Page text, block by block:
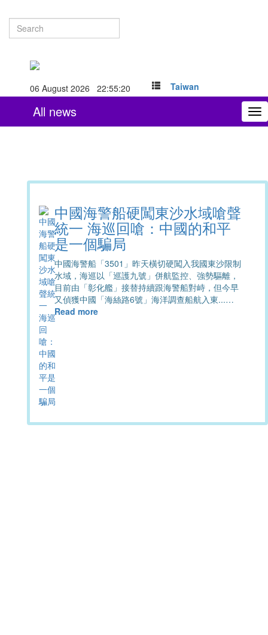
06 August 2026 22:55:21 Taiwan
All news
中國海警船硬闖東沙水域嗆聲
統一 海巡回嗆：中國的和平
是一個騙局
中國海警船「3501」昨天橫切硬闖入我國東沙限制
水域，海巡以「巡護九號」併航監控、強勢驅離，
目前由「彰化艦」接替持續跟海警船對峙，但今早
又偵獲中國「海絲路6號」海洋調查船航入東...…
Read more